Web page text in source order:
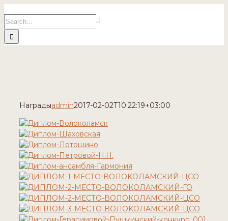
to
content
Search
for:
Наградыadmin2017-02-02T10:22:19+03:00